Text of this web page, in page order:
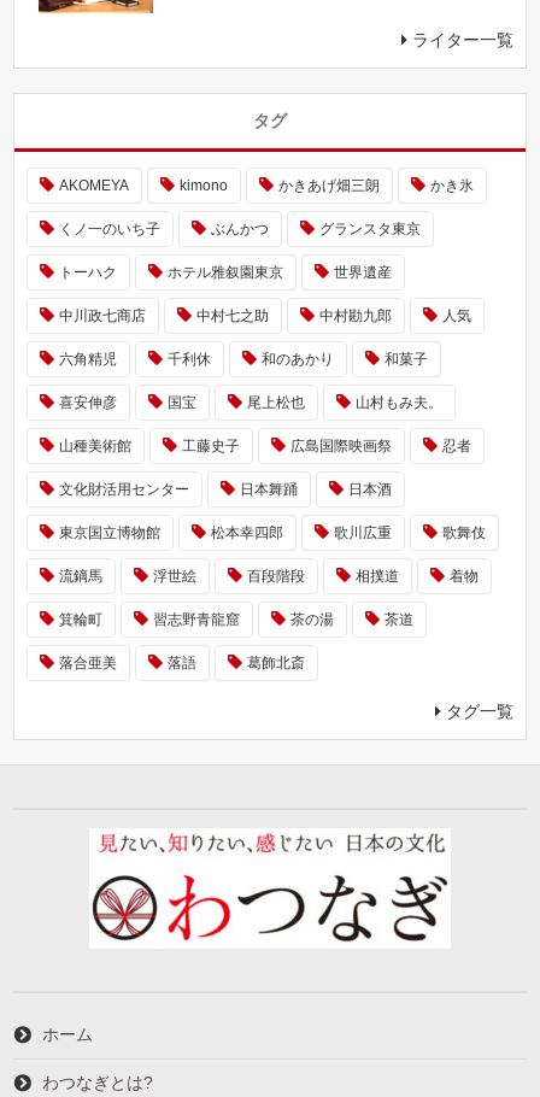
ライター一覧
タグ
AKOMEYA kimono かきあげ畑三朗 かき氷
くノ一のいち子 ぶんかつ グランスタ東京
トーハク ホテル雅叙園東京 世界遺産
中川政七商店 中村七之助 中村勘九郎 人気
六角精児 千利休 和のあかり 和菓子
喜安伸彦 国宝 尾上松也 山村もみ夫。
山種美術館 工藤史子 広島国際映画祭 忍者
文化財活用センター 日本舞踊 日本酒
東京国立博物館 松本幸四郎 歌川広重 歌舞伎
流鏑馬 浮世絵 百段階段 相撲道 着物
箕輪町 習志野青龍窟 茶の湯 茶道
落合亜美 落語 葛飾北斎
タグ一覧
ホーム
わつなぎとは?